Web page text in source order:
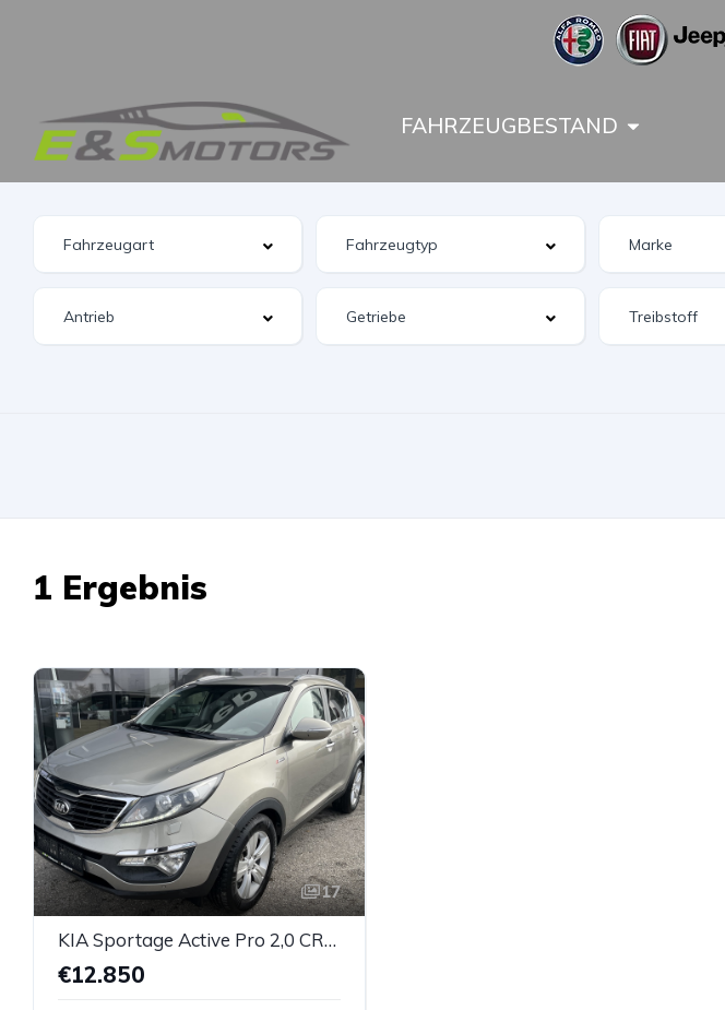
FAHRZEUGBESTAND
1 Ergebnis
17
KIA Sportage Active Pro 2,0 CRDI 4WD DPF Aut.
€12.850